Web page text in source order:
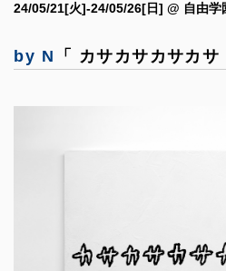
24/05/21[火]-24/05/26[日] @ 自由学
by N 「 カサカサカサカサ